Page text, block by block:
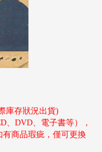
庫存狀況出貨)
、DVD、電子書等），
有商品瑕疵，僅可更換